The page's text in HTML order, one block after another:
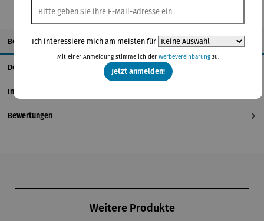
Beschreibung
Details
Informationen zum Hersteller
Bewertungen
Weitere Produkte
Ich interessiere mich am meisten für
Mit einer Anmeldung stimme ich der Werbevereinbarungzu.
Jetzt anmelden!